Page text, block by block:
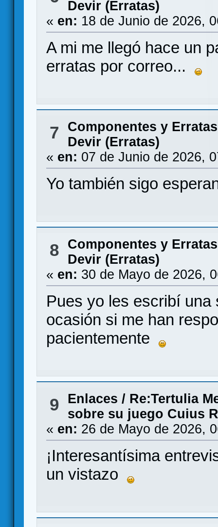
Devir (Erratas)
« en: 18 de Junio de 2026,
A mi me llegó hace un
erratas por correo...
7 Componentes y Erratas
Devir (Erratas)
« en: 07 de Junio de 2026,
Yo también sigo
8 Componentes y Erratas
Devir (Erratas)
« en: 30 de Mayo de 2026,
Pues yo les escribí
ocasión si me han
pacientemente
9 Enlaces / Re:Tertulia
sobre su juego Cuius
« en: 26 de Mayo de 2026,
¡Interesantísima
un vistazo